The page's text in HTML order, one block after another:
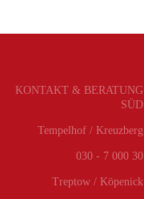
KONTAKT & BERATUNG
SÜD
Tempelhof / Kreuzberg
030 - 7 000 30
Treptow / Köpenick